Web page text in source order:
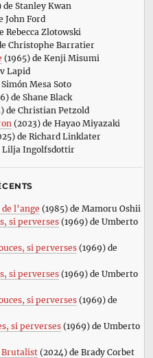
de Stanley Kwan
John Ford
Rebecca Zlotowski
Christophe Barratier
(1965) de Kenji Misumi
Lapid
Mesa Soto
de Shane Black
de Christian Petzold
(2023) de Hayao Miyazaki
de Richard Linklater
Lilja Ingolfsdottir
l’ange (1985) de Mamoru Oshii
si perverses(1969) de Umberto
si perverses(1969) de
si perverses(1969) de Umberto
si perverses(1969) de
si perverses(1969) de Umberto
Brutalist(2024) de Brady Corbet